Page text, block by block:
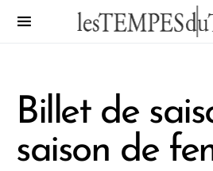
Billet de
saison de